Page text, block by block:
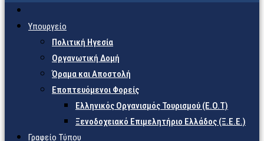
Υπουργείο
Πολιτική Ηγεσία
Οργανωτική Δομή
Όραμα και Αποστολή
Εποπτευόμενοι Φορείς
Eλληνικός Οργανισμός Τουρισμού (Ε.Ο.Τ)
Ξενοδοχειακό Επιμελητήριο Ελλάδος (Ξ.Ε.Ε.)
Γραφείο Τύπου